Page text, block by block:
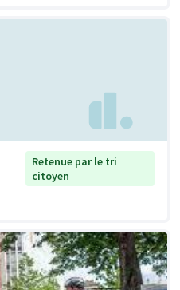
Retenue par le tri
citoyen